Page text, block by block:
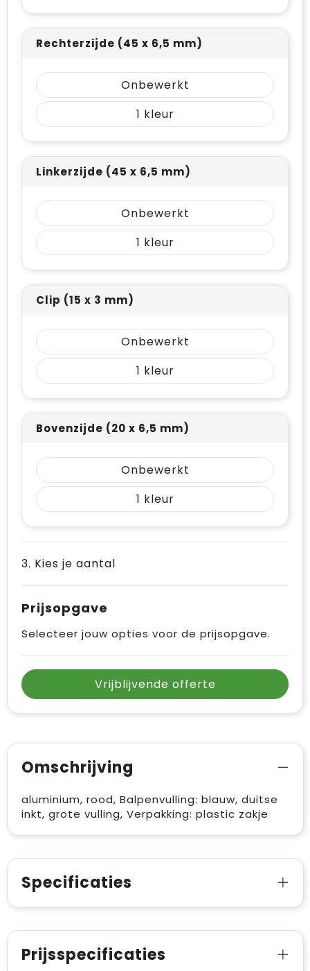
Rechterzijde (45 x 6,5 mm)
Onbewerkt
1
Linkerzijde (45 x 6,5 mm)
Onbewerkt
1
Clip (15 x 3 mm)
Onbewerkt
1
Bovenzijde (20 x 6,5 mm)
Onbewerkt
1
3. Kies je aantal
Prijsopgave
Selecteer jouw opties voor de prijsopgave.
Vrijblijvende offerte
Omschrijving
aluminium, rood, Balpenvulling: blauw, duitse
inkt, grote vulling, Verpakking: plastic zakje
Specificaties
Prijsspecificaties